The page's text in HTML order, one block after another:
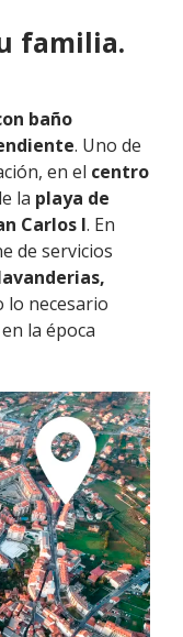
familia.
baño
. Uno de
en el centro
la playa de
Carlos I. En
de servicios
lo necesario
la época